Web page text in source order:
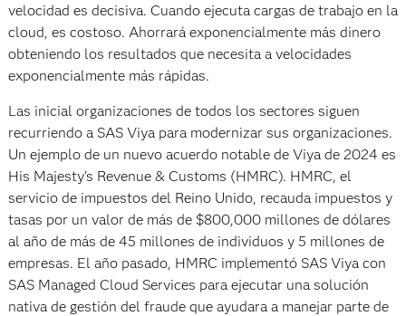
velocidad es decisiva. Cuando ejecuta cargas de trabajo en la
cloud, es costoso. Ahorrará exponencialmente más dinero
obteniendo los resultados que necesita a velocidades
exponencialmente más rápidas.
Las inicial organizaciones de todos los sectores siguen
recurriendo a SAS Viya para modernizar sus organizaciones.
Un ejemplo de un nuevo acuerdo notable de Viya de 2024 es
His Majesty's Revenue & Customs (HMRC). HMRC, el
servicio de impuestos del Reino Unido, recauda impuestos y
tasas por un valor de más de $800,000 millones de dólares
al año de más de 45 millones de individuos y 5 millones de
empresas. El año pasado, HMRC implementó SAS Viya con
SAS Managed Cloud Services para ejecutar una solución
nativa de gestión del fraude que ayudara a manejar parte de